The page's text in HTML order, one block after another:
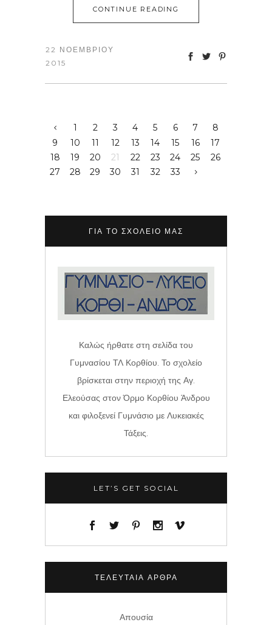
CONTINUE READING
22 ΝΟΕΜΒΡΊΟΥ
2015
1 2 3 4 5 6 7
8
9
10 11 12 13 14 15 16
17
18
19 20 21 22 23 24 25
26
27
28 29 30 31 32 33
ΓΙΑ ΤΟ ΣΧΟΛΕΊΟ ΜΑΣ
Καλώς ήρθατε στη σελίδα του
Γυμνασίου ΤΛ Κορθίου. Το σχολείο
βρίσκεται στην περιοχή της Αγ.
Ελεούσας στον Όρμο Κορθίου Άνδρου
και φιλοξενεί Γυμνάσιο με Λυκειακές
Τάξεις.
LET’S GET SOCIAL
ΤΕΛΕΥΤΑΊΑ ΆΡΘΡΑ
Απουσία